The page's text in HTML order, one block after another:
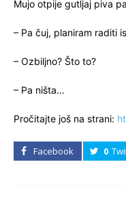
Mujo otpije gutljaj piva
– Pa čuj, planiram raditi
– Ozbiljno? Što to?
– Pa ništa…
Pročitajte još na strani:
Facebook 0